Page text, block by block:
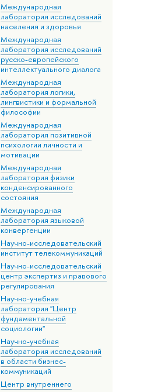
Международная
лаборатория исследований
населения и здоровья
Международная
лаборатория исследований
русско-европейского
интеллектуального диалога
Международная
лаборатория логики,
лингвистики и формальной
философии
Международная
лаборатория позитивной
психологии личности и
мотивации
Международная
лаборатория физики
конденсированного
состояния
Международная
лаборатория языковой
конвергенции
Научно-исследовательский
институт телекоммуникаций
Научно-исследовательский
центр экспертиз и правового
регулирования
Научно-учебная
лаборатория "Центр
фундаментальной
социологии"
Научно-учебная
лаборатория исследований
в области бизнес-
коммуникаций
Центр внутреннего